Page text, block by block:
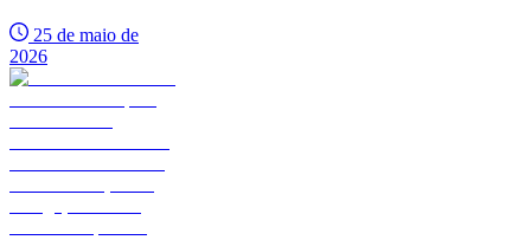
25 de maio de
2026